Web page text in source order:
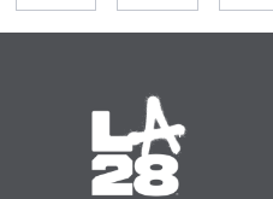
Olympische Sommerspiele
14.07. - 30.07.2028
Zeit bis zum Start: